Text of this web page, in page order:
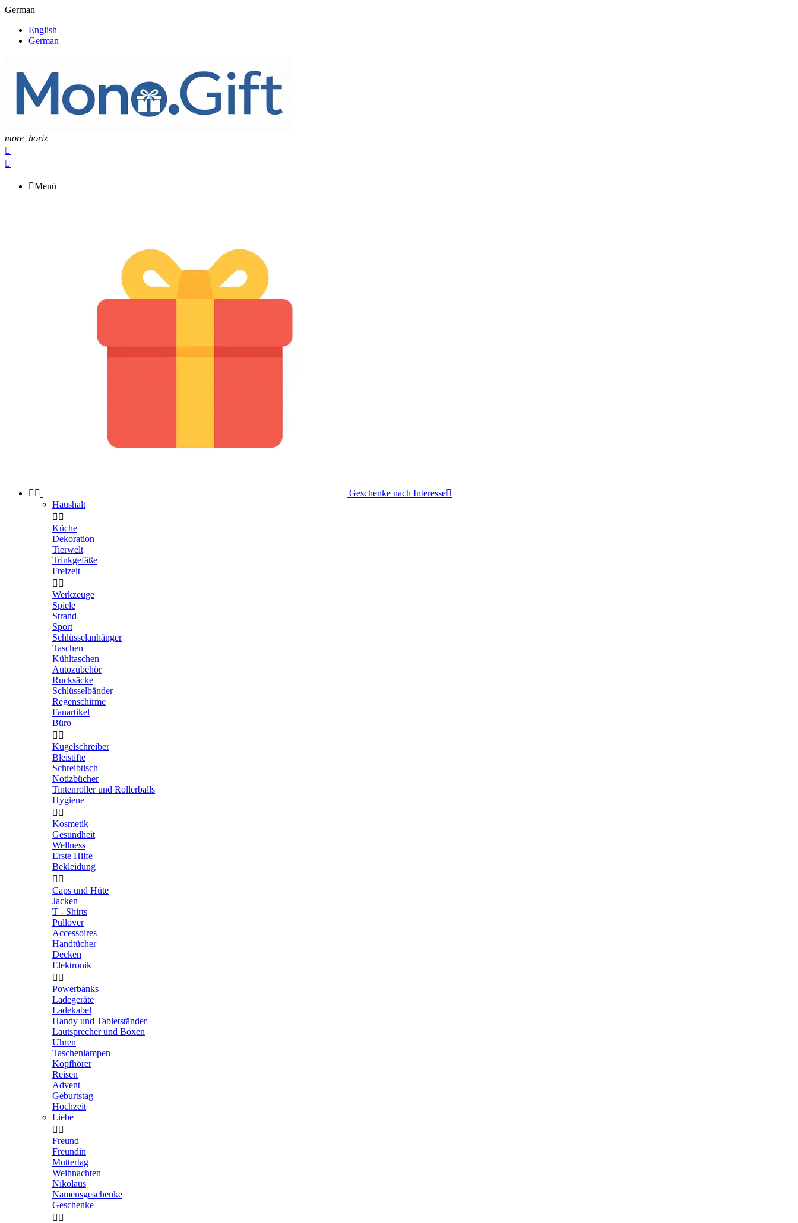
German
English
German
more_horiz


Menü
  Geschenke nach Interesse
Haushalt
 
Küche
Dekoration
Tierwelt
Trinkgefäße
Freizeit
 
Werkzeuge
Spiele
Strand
Sport
Schlüsselanhänger
Taschen
Kühltaschen
Autozubehör
Rucksäcke
Schlüsselbänder
Regenschirme
Fanartikel
Büro
 
Kugelschreiber
Bleistifte
Schreibtisch
Notizbücher
Tintenroller und Rollerballs
Hygiene
 
Kosmetik
Gesundheit
Wellness
Erste Hilfe
Bekleidung
 
Caps und Hüte
Jacken
T - Shirts
Pullover
Accessoires
Handtücher
Decken
Elektronik
 
Powerbanks
Ladegeräte
Ladekabel
Handy und Tabletständer
Lautsprecher und Boxen
Uhren
Taschenlampen
Kopfhörer
Reisen
Advent
Geburtstag
Hochzeit
Liebe
 
Freund
Freundin
Muttertag
Weihnachten
Nikolaus
Namensgeschenke
Geschenke
 